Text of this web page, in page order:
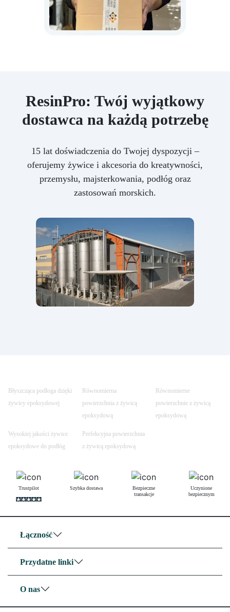
ResinPro: Twój wyjątkowy
dostawca na każdą potrzebę
15 lat doświadczenia do Twojej dyspozycji –
oferujemy żywice i akcesoria do kreatywności,
przemysłu, majsterkowania, podłóg oraz
zastosowań morskich.
Błyszcząca podłoga dzięki
żywicy epoksydowej
Równomierna
powierzchnia z żywicą
epoksydową
Równomierne
powierzchnie z żywicą
epoksydową
Wysokiej jakości żywice
epoksydowe do podłóg
Perfekcyjna powierzchnia
z żywicą epoksydową
Trustpilot Szybka dostawa
Bezpieczne
transakcje
Uczynione
bezpiecznym
Łączność
Przydatne linki
O nas